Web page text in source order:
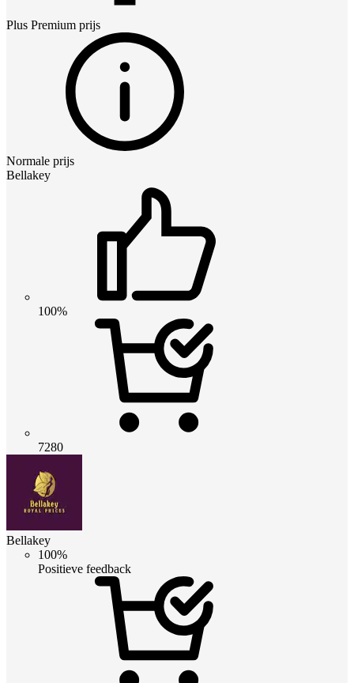
Plus Premium prijs
Normale prijs
Bellakey
100%
7280
Bellakey
100%
Positieve feedback